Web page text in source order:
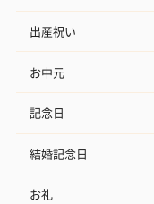
出産祝い
お中元
記念日
結婚記念日
お礼